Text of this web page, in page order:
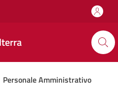
Personale Amministrativo